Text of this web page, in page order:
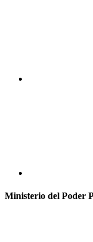
Ministerio del Poder